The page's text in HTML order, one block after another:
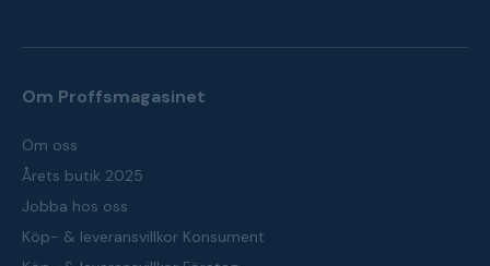
Om Proffsmagasinet
Om oss
Årets butik 2025
Jobba hos oss
Köp- & leveransvillkor Konsument